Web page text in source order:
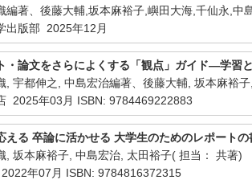
編著、後藤大輔,坂本麻裕子,嶼田大海,千仙永,中
出版部 2025年12月
・論文をさらによくする「観点」ガイド―学習
, 宇都伸之, 中島宏治編著、後藤大輔, 坂本麻裕
2025年03月 ISBN: 9784469222883
える 卒論に活かせる 大学生のためのレポートの
, 坂本麻裕子, 中島宏治, 太田裕子( 担当： 共著)
年07月 ISBN: 9784816372315